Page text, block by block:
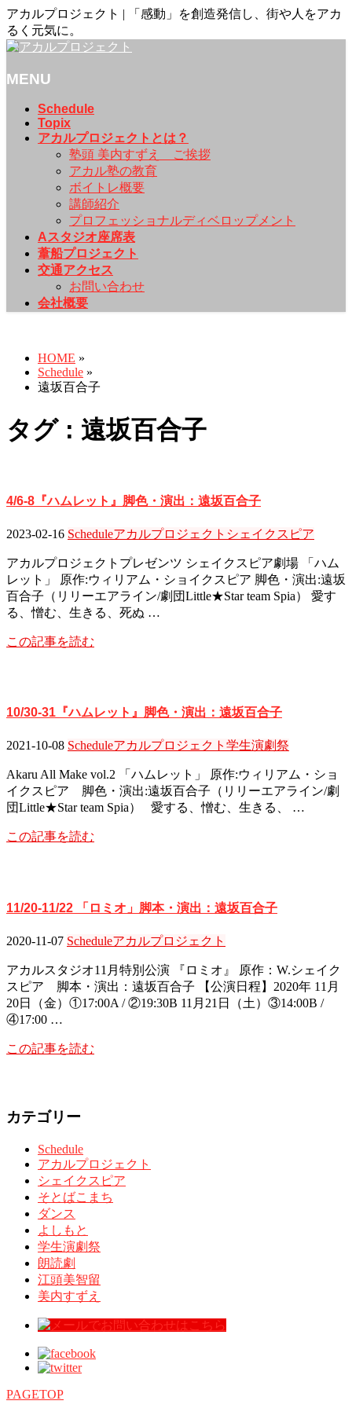
アカルプロジェクト | 「感動」を創造発信し、街や人をアカ
るく元気に。
MENU
Schedule
Topix
アカルプロジェクトとは？
塾頭 美内すずえ ご挨拶
アカル塾の教育
ボイトレ概要
講師紹介
プロフェッショナルディベロップメント
Aスタジオ座席表
葦船プロジェクト
交通アクセス
お問い合わせ
会社概要
HOME »
Schedule »
遠坂百合子
タグ : 遠坂百合子
4/6-8『ハムレット』脚色・演出：遠坂百合子
2023-02-16 Scheduleアカルプロジェクト シェイクスピア
アカルプロジェクトプレゼンツ シェイクスピア劇場 「ハム
レット」 原作:ウィリアム・ショイクスピア 脚色・演出:遠坂
百合子（リリーエアライン/劇団Little★Star team Spia） 愛す
る、憎む、生きる、死ぬ …
この記事を読む
10/30-31『ハムレット』脚色・演出：遠坂百合子
2021-10-08 Scheduleアカルプロジェクト 学生演劇祭
Akaru All Make vol.2 「ハムレット」 原作:ウィリアム・ショ
イクスピア 脚色・演出:遠坂百合子（リリーエアライン/劇
団Little★Star team Spia） 愛する、憎む、生きる、 …
この記事を読む
11/20-11/22 「ロミオ」脚本・演出：遠坂百合子
2020-11-07 Scheduleアカルプロジェクト
アカルスタジオ11月特別公演 『ロミオ』 原作：W.シェイク
スピア 脚本・演出：遠坂百合子 【公演日程】2020年 11月
20日（金）①17:00A / ②19:30B 11月21日（土）③14:00B /
④17:00 …
この記事を読む
カテゴリー
Schedule
アカルプロジェクト
シェイクスピア
そとばこまち
ダンス
よしもと
学生演劇祭
朗読劇
江頭美智留
美内すずえ
PAGETOP